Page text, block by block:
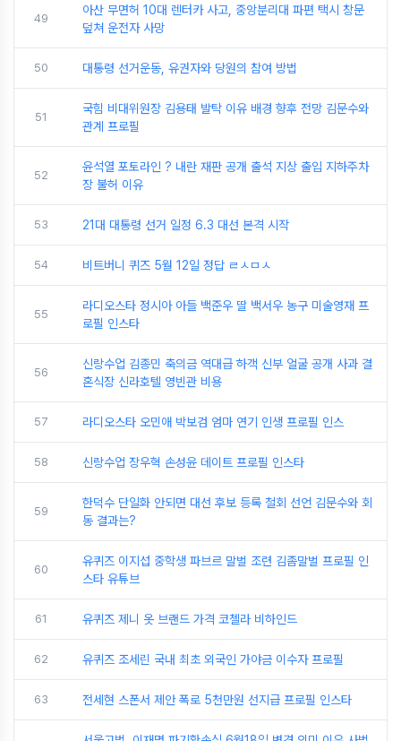
49
아산 무면허 10대 렌터카 사고, 중앙분리대 파편 택시 창문
덮쳐 운전자 사망
50 대통령 선거운동, 유권자와 당원의 참여 방법
51
국힘 비대위원장 김용태 발탁 이유 배경 향후 전망 김문수와
관계 프로필
52
윤석열 포토라인 ? 내란 재판 공개 출석 지상 출입 지하주차
장 불허 이유
53 21대 대통령 선거 일정 6.3 대선 본격 시작
54 비트버니 퀴즈 5월 12일 정답 ㄹㅅㅁㅅ
55
라디오스타 정시아 아들 백준우 딸 백서우 농구 미술영재 프
로필 인스타
56
신랑수업 김종민 축의금 역대급 하객 신부 얼굴 공개 사과 결
혼식장 신라호텔 영빈관 비용
57 라디오스타 오민애 박보검 엄마 연기 인생 프로필 인스
58 신랑수업 장우혁 손성윤 데이트 프로필 인스타
59
한덕수 단일화 안되면 대선 후보 등록 철회 선언 김문수와 회
동 결과는?
60
유퀴즈 이지섭 중학생 파브르 말벌 조련 김좀말벌 프로필 인
스타 유튜브
61 유퀴즈 제니 옷 브랜드 가격 코첼라 비하인드
62 유퀴즈 조세린 국내 최초 외국인 가야금 이수자 프로필
63 전세현 스폰서 제안 폭로 5천만원 선지급 프로필 인스타